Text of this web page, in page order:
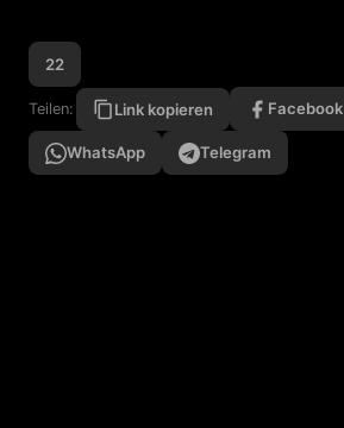
22
Teilen: Link kopieren Facebook
WhatsApp Telegram